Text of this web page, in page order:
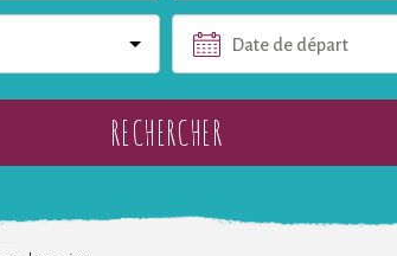
Date de départ
RECHERCHER